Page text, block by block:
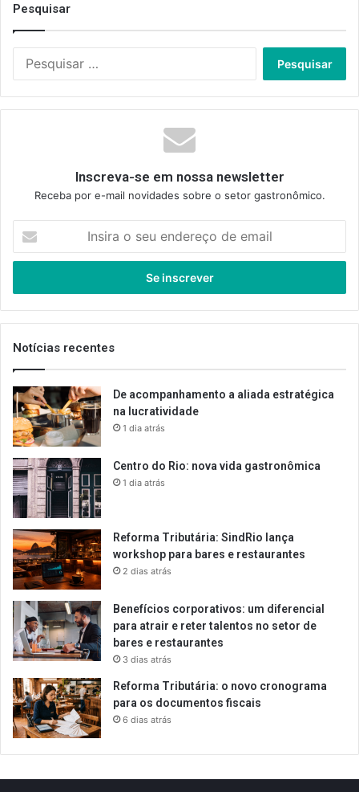
Pesquisar
Inscreva-se em nossa newsletter
Receba por e-mail novidades sobre o setor gastronômico.
seu
de
email
Notícias recentes
De acompanhamento a aliada estratégica
na lucratividade
1 dia atrás
Centro do Rio: nova vida gastronômica
1 dia atrás
Reforma Tributária: SindRio lança
workshop para bares e restaurantes
2 dias atrás
Benefícios corporativos: um diferencial
para atrair e reter talentos no setor de
bares e restaurantes
3 dias atrás
Reforma Tributária: o novo cronograma
para os documentos fiscais
6 dias atrás